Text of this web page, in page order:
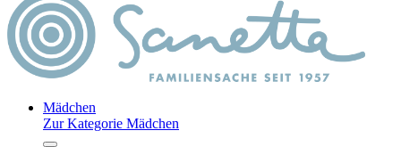
Mädchen
Zur Kategorie Mädchen